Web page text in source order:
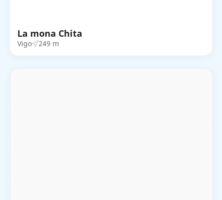
La mona Chita
Vigo 249 m